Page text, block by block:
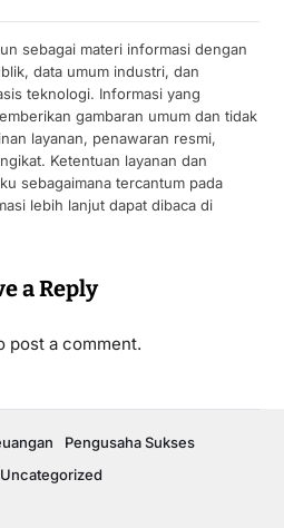
sebagai materi informasi dengan
data umum industri, dan
teknologi. Informasi yang
gambaran umum dan tidak
layanan, penawaran resmi,
Ketentuan layanan dan
sebagaimana tercantum pada
lebih lanjut dapat dibaca di
a Reply
post a comment.
Pengusaha Sukses
Uncategorized